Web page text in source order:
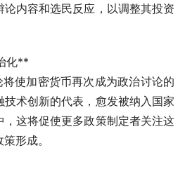
内容和选民反应，以调整其投资
化**
术创新的代表，愈发被纳入国家
这将促使更多政策制定者关注这
形成。